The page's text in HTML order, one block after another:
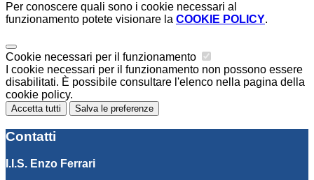
Per conoscere quali sono i cookie necessari al
funzionamento potete visionare la COOKIE POLICY.
Cookie necessari per il funzionamento
I cookie necessari per il funzionamento non possono essere
disabilitati. È possibile consultare l'elenco nella pagina della
cookie policy.
Accetta tutti Salva le preferenze
Contatti
I.I.S. Enzo Ferrari